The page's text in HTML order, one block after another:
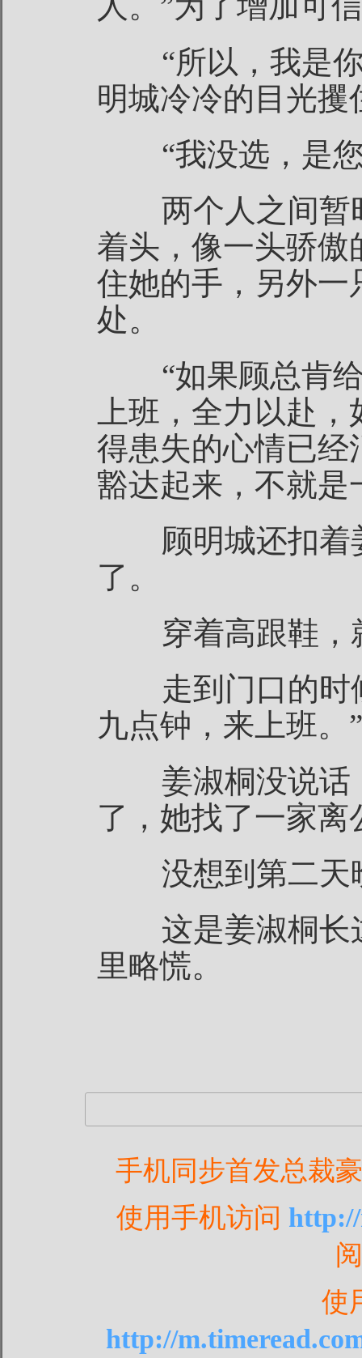
“所以，我是你
明城冷冷的目光攫
“我没选，是您
两个人之间暂
着头，像一头骄傲
住她的手，另外一
处。
“如果顾总肯给
上班，全力以赴
得患失的心情已经
豁达起来，不就是
顾明城还扣着
了。
穿着高跟鞋，
走到门口的时
九点钟，来上班。”
姜淑桐没说话
了，她找了一家离
没想到第二天
这是姜淑桐长
里略慌。
手机同步首发总裁
使用手机访问
使
http://